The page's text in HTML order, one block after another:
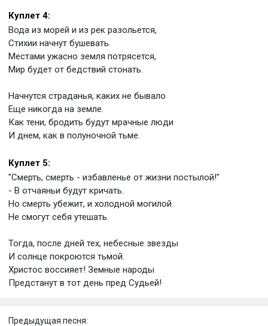
Куплет 4:
Вода из морей и из рек разольется,
Стихии начнут бушевать.
Местами ужасно земля потрясется,
Мир будет от бедствий стонать.
Начнутся страданья, каких не бывало
Еще никогда на земле.
Как тени, бродить будут мрачные люди
И днем, как в полуночной тьме.
Куплет 5:
"Смерть, смерть - избавленье от жизни постылой!"
- В отчаяньи будут кричать.
Но смерть убежит, и холодной могилой
Не смогут себя утешать.
Тогда, после дней тех, небесные звезды
И солнце покроются тьмой.
Христос воссияет! Земные народы
Предстанут в тот день пред Судьей!
Предыдущая песня: